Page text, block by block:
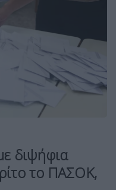
διψήφια
το ΠΑΣΟΚ,